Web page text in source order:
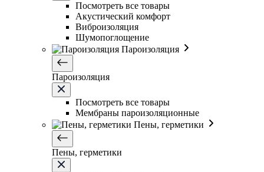
Посмотреть все товары
Акустический комфорт
Виброизоляция
Шумопоглощение
Пароизоляция
Пароизоляция
Посмотреть все товары
Мембраны пароизоляционные
Пены, герметики
Пены, герметики